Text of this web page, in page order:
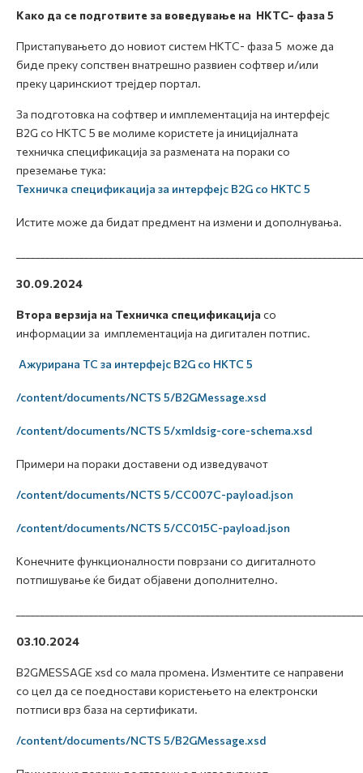
Како да се подготвите за воведување на НКТС- фаза 5
Пристапувањето до новиот систем НКТС- фаза 5 може да
биде преку сопствен внатрешно развиен софтвер и/или
преку царинскиот трејдер портал.
За подготовка на софтвер и имплементација на интерфејс
B2G со НКТС 5 ве молиме користете ја иницијалната
техничка спецификација за размената на пораки со
преземање тука:
Техничка спецификација за интерфејс B2G со НКТС 5
Истите може да бидат предмент на измени и дополнувања.
30.09.2024
Втора верзија на Техничка спецификацијасо
информации за имплементација на дигитален потпис.
Ажурирана ТС за интерфејс B2G со НКТС 5
/content/documents/NCTS 5/B2GMessage.xsd
/content/documents/NCTS 5/xmldsig-core-schema.xsd
Примери на пораки доставени од изведувачот
/content/documents/NCTS 5/CC007C-payload.json
/content/documents/NCTS 5/CC015C-payload.json
Конечните функционалности поврзани со дигиталното
потпишување ќе бидат објавени дополнително.
03.10.2024
B2GMESSAGE xsd со мала промена. Изментите се направени
со цел да се поедностави користењето на електронски
потписи врз база на сертификати.
/content/documents/NCTS 5/B2GMessage.xsd